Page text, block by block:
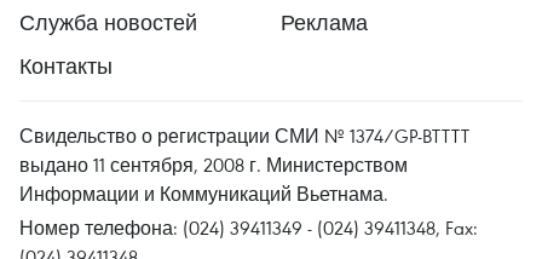
Служба новостей
Реклама
Контакты
Свидельство о регистрации СМИ № 1374/GP-BTTTT
выдано 11 сентября, 2008 г. Министерством
Информации и Коммуникаций Вьетнама.
Номер телефона: (024) 39411349 - (024) 39411348, Fax: